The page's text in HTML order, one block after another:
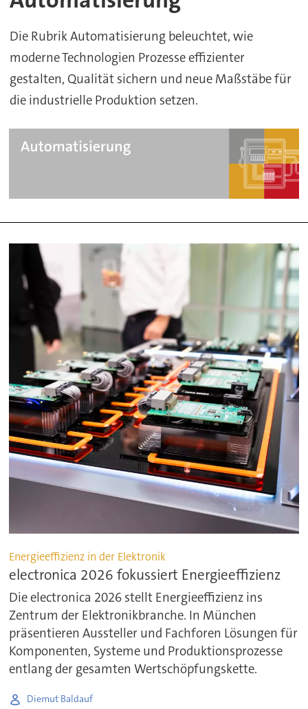
Die Rubrik Automatisierung beleuchtet, wie
moderne Technologien Prozesse effizienter
gestalten, Qualität sichern und neue Maßstäbe für
die industrielle Produktion setzen.
Energieeffizienz in der Elektronik
electronica 2026 fokussiert Energieeffizienz
Die electronica 2026 stellt Energieeffizienz ins
Zentrum der Elektronikbranche. In München
präsentieren Aussteller und Fachforen Lösungen für
Komponenten, Systeme und Produktionsprozesse
entlang der gesamten Wertschöpfungskette.
Diemut Baldauf